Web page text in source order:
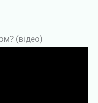
(відео)